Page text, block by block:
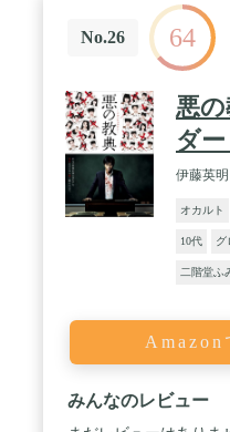
No.26 64
悪
ダ
伊藤英明
オカルト
10代 グ
二階堂ふ
Amazon
みんなのレビュー